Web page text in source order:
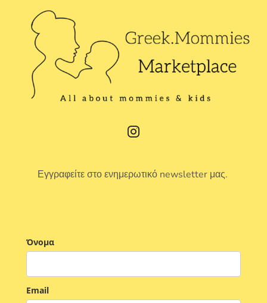
Εγγραφείτε στο ενημερωτικό newsletter μας.
Όνομα
Email